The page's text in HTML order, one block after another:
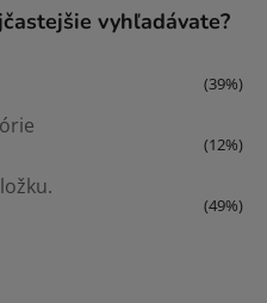
vyhľadávate?
(39%)
(12%)
(49%)